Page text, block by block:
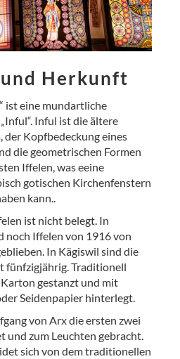
Herkunft
ist eine mundartliche
Inful ist die ältere
der Kopfbedeckung eines
die geometrischen Formen
Iffelen, was eeine
gotischen Kirchenfenstern
kann..
ist nicht belegt. In
noch Iffelen von 1916 von
In Kägiswil sind die
fünfzigjährig. Traditionell
gestanzt und mit
Seidenpapier hinterlegt.
von Arx die ersten zwei
und zum Leuchten gebracht.
sich von dem traditionellen